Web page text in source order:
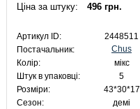
Ціна за штуку: 496 грн.
Артикул ID:
2448511
Постачальник:
Chus
Колір:
мікс
Штук в упаковці:
5
Розміри:
43*30*17
Сезон:
демі